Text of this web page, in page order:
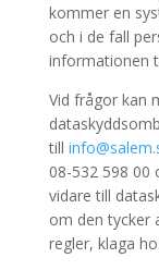
kommer en
och i de fall
informationen
Vid frågor kan
till
08-532 598 00
vidare till
om den tycker
regler, klaga